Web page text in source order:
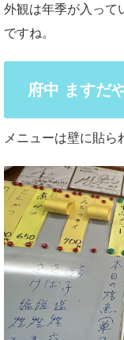
外観は年季が入って
ですね。
府中 ますだ
メニューは壁に貼ら